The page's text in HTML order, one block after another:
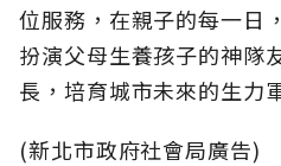
位服務，在親子的每一日
扮演父母生養孩子的神隊
長，培育城市未來的生力
(新北市政府社會局廣告)